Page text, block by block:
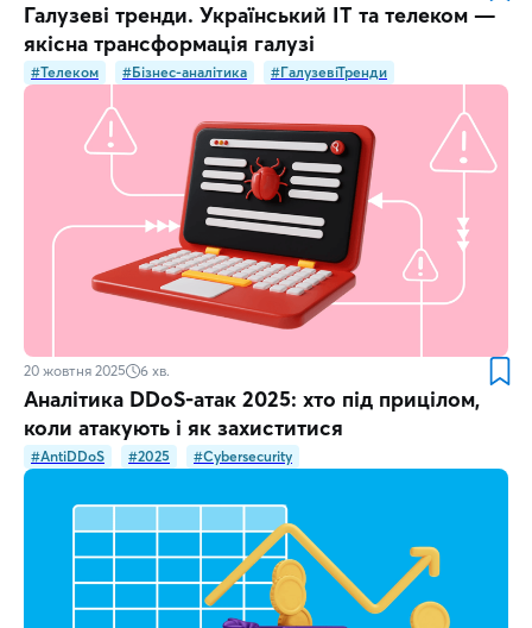
Галузеві тренди. Український ІТ та телеком —
якісна трансформація галузі
#Телеком #Бізнес-аналітика #ГалузевіТренди
20 жовтня 2025 6 хв.
Аналітика DDoS-атак 2025: хто під прицілом,
коли атакують і як захиститися
#AntiDDoS #2025 #Cybersecurity